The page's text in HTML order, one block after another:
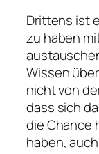
Drittens ist
zu haben
Wissen
nicht von
dass sich
die Chance
haben,